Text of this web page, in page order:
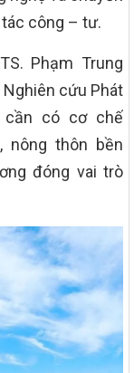
công – tư.
Phạm Trung
cứu Phát
cần có cơ chế
nông thôn bền
đóng vai trò